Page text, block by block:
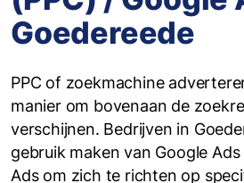
Goedereede
PPC of zoekmachine
manier om bovenaan de
verschijnen. Bedrijven in
gebruik maken van Google
Ads om zich te richten op